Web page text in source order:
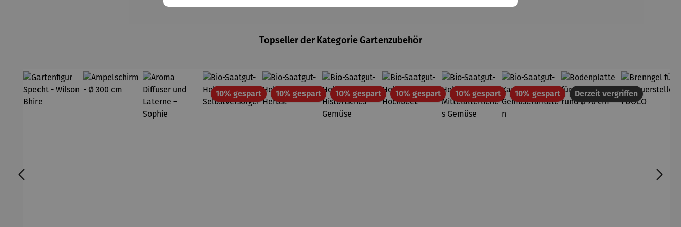
Topseller der Kategorie Gartenzubehör
10% gespartRabatt10% gespartRabatt10% gespartRabatt10% gespartRabatt10% gespartRabatt10% gespartRabattDerzeit vergriffen